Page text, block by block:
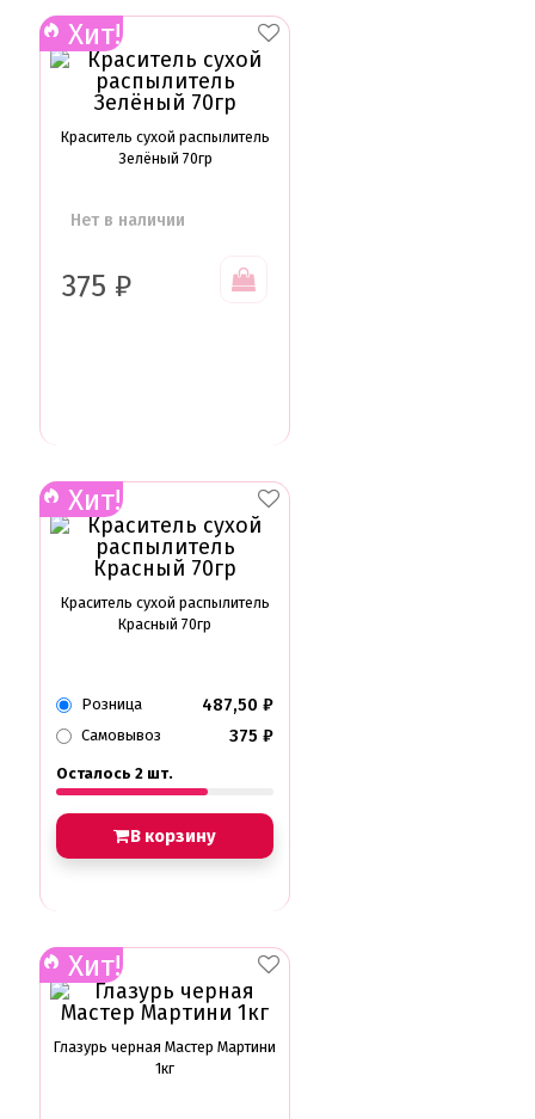
Хит!
Краситель сухой распылитель
Зелёный 70гр
Нет в наличии
375 ₽
Хит!
Краситель сухой распылитель
Красный 70гр
Розница 487,50 ₽
Самовывоз 375 ₽
Осталось 2 шт.
В корзину
Хит!
Глазурь черная Мастер Мартини
1кг